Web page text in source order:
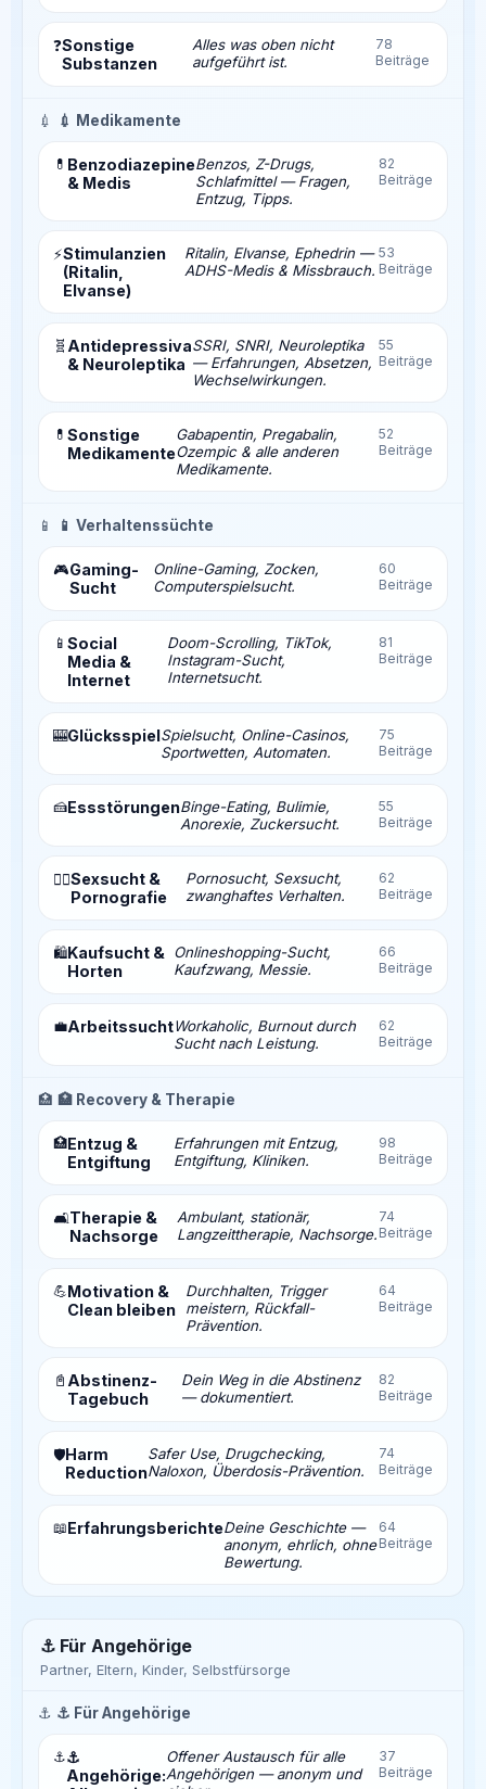
❓Sonstige
Substanzen
Alles was oben nicht
aufgeführt ist.
78
Beiträge
💉 💉 Medikamente
💊 Benzodiazepine
& Medis
Benzos, Z-Drugs,
Schlafmittel — Fragen,
Entzug, Tipps.
82
Beiträge
⚡Stimulanzien
(Ritalin,
Elvanse)
Ritalin, Elvanse, Ephedrin —
ADHS-Medis & Missbrauch.
53
Beiträge
🧬 Antidepressiva
& Neuroleptika
SSRI, SNRI, Neuroleptika
— Erfahrungen, Absetzen,
Wechselwirkungen.
55
Beiträge
💊 Sonstige
Medikamente
Gabapentin, Pregabalin,
Ozempic & alle anderen
Medikamente.
52
Beiträge
📱 📱 Verhaltenssüchte
🎮Gaming-
Sucht
Online-Gaming, Zocken,
Computerspielsucht.
60
Beiträge
📱 Social
Media &
Internet
Doom-Scrolling, TikTok,
Instagram-Sucht,
Internetsucht.
81
Beiträge
🎰GlücksspielSpielsucht, Online-Casinos,
Sportwetten, Automaten.
75
Beiträge
🍰EssstörungenBinge-Eating, Bulimie,
Anorexie, Zuckersucht.
55
Beiträge
❤️‍🔥Sexsucht &
Pornografie
Pornosucht, Sexsucht,
zwanghaftes Verhalten.
62
Beiträge
🛍️Kaufsucht &
Horten
Onlineshopping-Sucht,
Kaufzwang, Messie.
66
Beiträge
💼ArbeitssuchtWorkaholic, Burnout durch
Sucht nach Leistung.
62
Beiträge
🏥 🏥 Recovery & Therapie
🏥Entzug &
Entgiftung
Erfahrungen mit Entzug,
Entgiftung, Kliniken.
98
Beiträge
🛋️Therapie &
Nachsorge
Ambulant, stationär,
Langzeittherapie, Nachsorge.
74
Beiträge
💪Motivation &
Clean bleiben
Durchhalten, Trigger
meistern, Rückfall-
Prävention.
64
Beiträge
📓 Abstinenz-
Tagebuch
Dein Weg in die Abstinenz
— dokumentiert.
82
Beiträge
🛡️Harm
Reduction
Safer Use, Drugchecking,
Naloxon, Überdosis-Prävention.
74
Beiträge
📖ErfahrungsberichteDeine Geschichte —
anonym, ehrlich, ohne
Bewertung.
64
Beiträge
⚓ Für Angehörige
Partner, Eltern, Kinder, Selbstfürsorge
⚓ ⚓ Für Angehörige
⚓⚓
Angehörige:
Offener Austausch für alle
Angehörigen — anonym und
37
Beiträge